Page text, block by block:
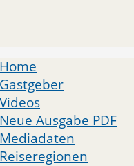
Home
Gastgeber
Videos
Neue Ausgabe PDF
Mediadaten
Reiseregionen